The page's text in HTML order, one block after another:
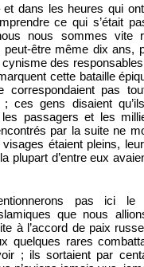
dans les heures qui
ce qui s’était
nous sommes vite
peut-être même dix ans,
des
cette bataille
correspondaient pas
ces gens disaient
passagers et les
par la suite ne
étaient pleins,
plupart d’entre eux
pas ici le
que nous
à l’accord de paix
quelques rares
; ils sortaient par